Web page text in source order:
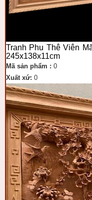
Tranh Phu Thê Viên
245x138x11cm
Mã sản phẩm : 0
Xuất xứ: 0